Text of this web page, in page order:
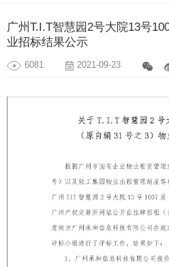
广州T.I.T智慧园2号大院13号
业招标结果公示
6081 2021-09-23